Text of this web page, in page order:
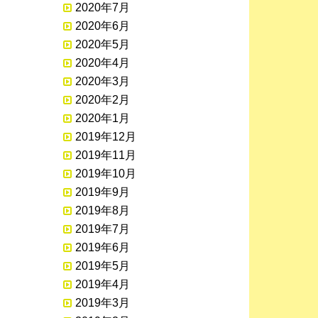
2020年7月
2020年6月
2020年5月
2020年4月
2020年3月
2020年2月
2020年1月
2019年12月
2019年11月
2019年10月
2019年9月
2019年8月
2019年7月
2019年6月
2019年5月
2019年4月
2019年3月